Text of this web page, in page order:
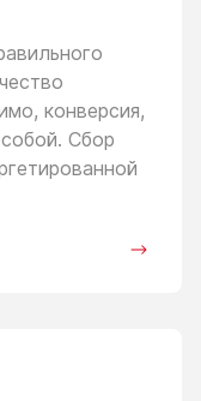
конверсия,
Сбор